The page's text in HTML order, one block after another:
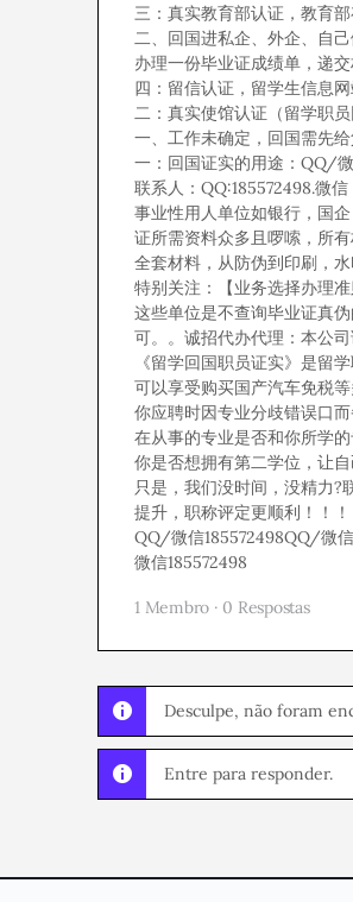
三：真实教育部认证，教育
二、回国进私企、外企、自
办理一份毕业证成绩单，递
四：留信认证，留学生信息
二：真实使馆认证（留学职
一、工作未确定，回国需先
一：回国证实的用途：QQ/
联系人：QQ:185572498.微信
事业性用人单位如银行，国
证所需资料众多且啰嗦，所
全套材料，从防伪到印刷，
特别关注：【业务选择办理准
这些单位是不查询毕业证真
可。。诚招代办代理：本公
《留学回国职员证实》是留
可以享受购买国产汽车免税
你应聘时因专业分歧错误口
在从事的专业是否和你所学
你是否想拥有第二学位，让
只是，我们没时间，没精力?
提升，职称评定更顺利！！！
QQ/微信185572498QQ/微
微信185572498
1 Membro · 0 Respostas
Desculpe, não foram
Entre para responder.